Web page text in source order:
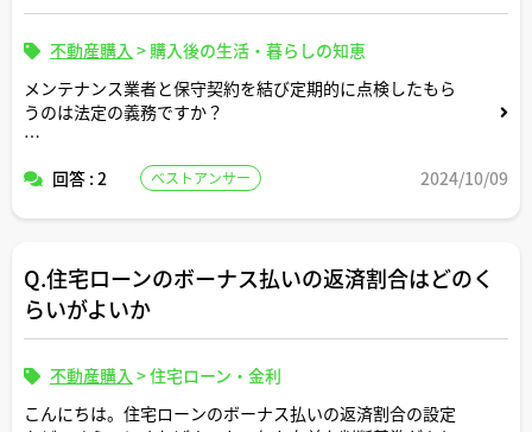
不動産購入 > 購入後の生活・暮らしの知恵
メンテナンス業者と保守契約を結び定期的に点検したもら
うのは法定の義務ですか？
か？回答 : 2 ベストアンサー 2024/10/09
Q.住宅ローンのボーナス払いの返済割合はどのく
らいがよいか
不動産購入 >住宅ローン・金利
こんにちは。住宅ローンのボーナス払いの返済割合の設定